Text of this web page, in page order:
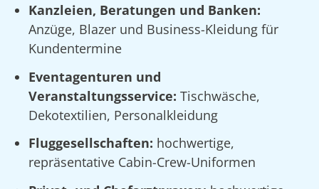
Kanzleien, Beratungen und Banken:
Anzüge, Blazer und Business-Kleidung für
Kundentermine
Eventagenturen und
Veranstaltungsservice: Tischwäsche,
Dekotextilien, Personalkleidung
Fluggesellschaften: hochwertige,
repräsentative Cabin-Crew-Uniformen